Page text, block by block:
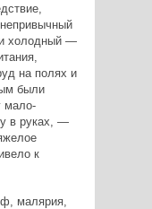
холодный —
на полях и
были
мало-
в руках, —
к
малярия,